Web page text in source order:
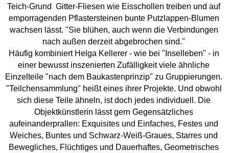
Teich-Grund Gitter-Fliesen wie Eisschollen treiben und auf
emporragenden Pflastersteinen bunte Putzlappen-Blumen
wachsen lässt. "Sie blühen, auch wenn die Verbindungen
nach außen derzeit abgebrochen sind."
Häufig kombiniert Helga Kellerer - wie bei "Inselleben" - in
einer bewusst inszenierten Zufälligkeit viele ähnliche
Einzelteile "nach dem Baukastenprinzip" zu Gruppierungen.
"Teilchensammlung" heißt eines ihrer Projekte. Und obwohl
sich diese Teile ähneln, ist doch jedes individuell. Die
Objektkünstlerin lässt gern Gegensätzliches
aufeinanderprallen: Exquisites und Einfaches, Festes und
Weiches, Buntes und Schwarz-Weiß-Graues, Starres und
Bewegliches, Flüchtiges und Dauerhaftes, Geometrisches